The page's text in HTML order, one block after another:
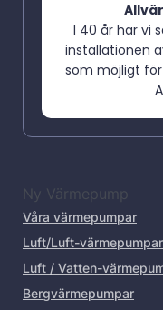
I 40 år har vi
installationen
som möjligt
Ny Värmepump
Våra värmepumpar
Luft/Luft-värmepumpar
Luft / Vatten-
Bergvärmepumpar